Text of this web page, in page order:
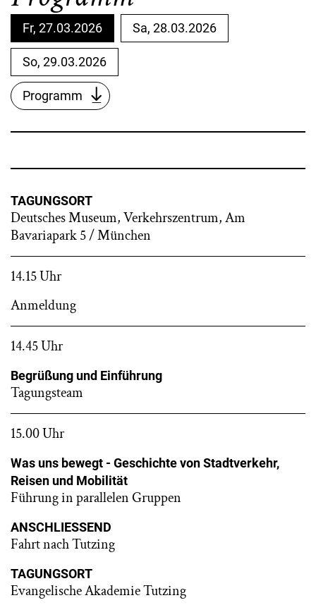
Fr, 27.03.2026 Sa, 28.03.2026
So, 29.03.2026
Programm
TAGUNGSORT
Deutsches Museum, Verkehrszentrum, Am
Bavariapark 5 / München
14.15 Uhr
Anmeldung
14.45 Uhr
Begrüßung und Einführung
Tagungsteam
15.00 Uhr
Was uns bewegt - Geschichte von Stadtverkehr,
Reisen und Mobilität
Führung in parallelen Gruppen
ANSCHLIESSEND
Fahrt nach Tutzing
TAGUNGSORT
Evangelische Akademie Tutzing